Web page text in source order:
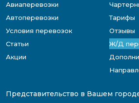
Авиаперевозки
Автоперевозки
Тарифы
Условия перевозок
Отзывы
Статьи
Ж/Д
Акции
Представительство в Вашем